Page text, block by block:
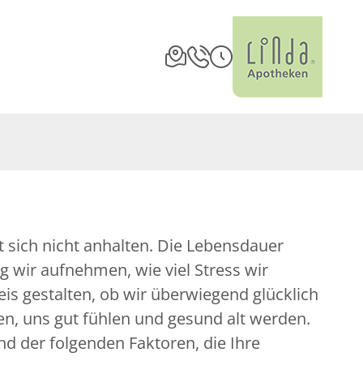
nicht anhalten. Die Lebensdauer
wir aufnehmen, wie viel Stress wir
gestalten, ob wir überwiegend glücklich
uns gut fühlen und gesund alt werden.
der folgenden Faktoren, die Ihre